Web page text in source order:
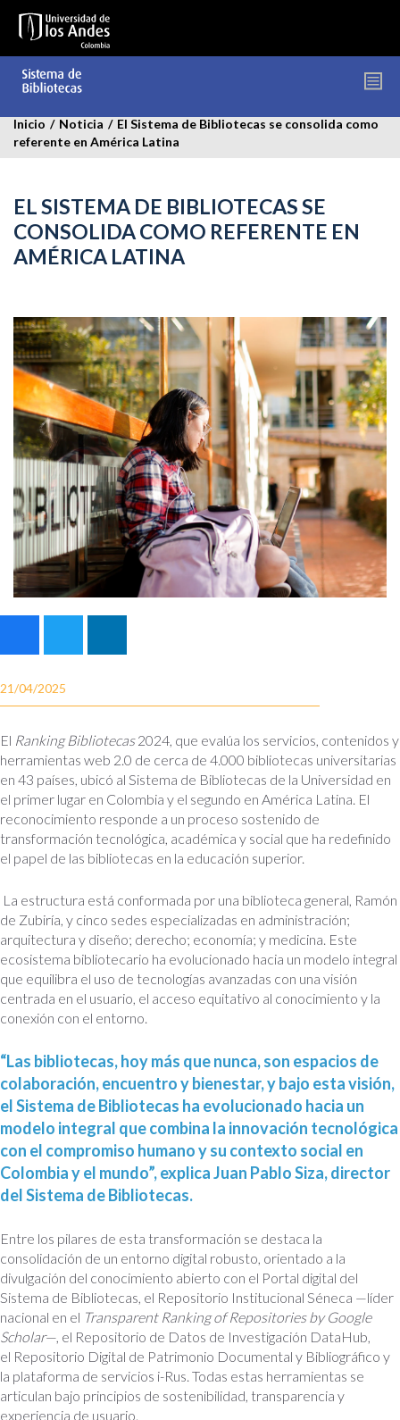
contenido
Inicio / Noticia / El Sistema de Bibliotecas se consolida como
referente en América Latina
EL SISTEMA DE BIBLIOTECAS SE
CONSOLIDA COMO REFERENTE EN
AMÉRICA LATINA
21/04/2025
El Ranking Bibliotecas2024, que evalúa los servicios, contenidos y
herramientas web 2.0 de cerca de 4.000 bibliotecas universitarias
en 43 países, ubicó al Sistema de Bibliotecas de la Universidad en
el primer lugar en Colombia y el segundo en América Latina. El
reconocimiento responde a un proceso sostenido de
transformación tecnológica, académica y social que ha redefinido
el papel de las bibliotecas en la educación superior.
La estructura está conformada por una biblioteca general, Ramón
de Zubiría, y cinco sedes especializadas en administración;
arquitectura y diseño; derecho; economía; y medicina. Este
ecosistema bibliotecario ha evolucionado hacia un modelo integral
que equilibra el uso de tecnologías avanzadas con una visión
centrada en el usuario, el acceso equitativo al conocimiento y la
conexión con el entorno.
“Las bibliotecas, hoy más que nunca, son espacios de
colaboración, encuentro y bienestar, y bajo esta visión,
el Sistema de Bibliotecas ha evolucionado hacia un
modelo integral que combina la innovación tecnológica
con el compromiso humano y su contexto social en
Colombia y el mundo”, explica Juan Pablo Siza, director
del Sistema de Bibliotecas.
Entre los pilares de esta transformación se destaca la
consolidación de un entorno digital robusto, orientado a la
divulgación del conocimiento abierto con el Portal digital del
Sistema de Bibliotecas, el Repositorio Institucional Séneca —líder
nacional en el Transparent Ranking of Repositories by Google
Scholar—, el Repositorio de Datos de Investigación DataHub,
el Repositorio Digital de Patrimonio Documental y Bibliográfico y
la plataforma de servicios i-Rus. Todas estas herramientas se
articulan bajo principios de sostenibilidad, transparencia y
experiencia de usuario.